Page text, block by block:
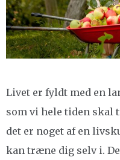
Livet er fyldt med en
som vi hele tiden skal
det er noget af en
kan træne dig selv i.